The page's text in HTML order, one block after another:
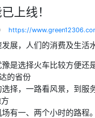
上线！
https://
展，人们的消费及生
是选择火车比较方便
的省份
择，一路看风景，到服
有一、两个小时的路程